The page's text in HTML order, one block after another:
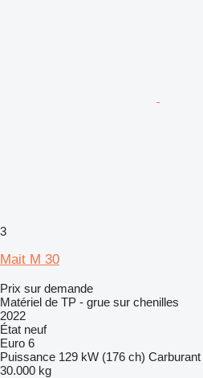
3
Mait M 30
Prix sur demande
Matériel de TP - grue sur chenilles
2022
État neuf
Euro 6
Puissance 129 kW (176 ch) Carburant
30.000 kg